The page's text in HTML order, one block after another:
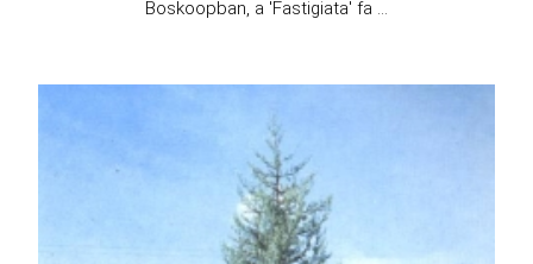
Boskoopban, a 'Fastigiata' fa ...